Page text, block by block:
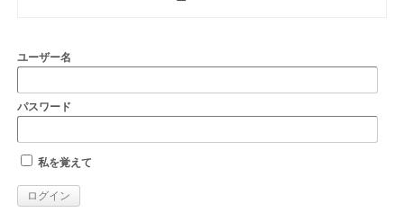
ユーザー名
パスワード
私を覚えて